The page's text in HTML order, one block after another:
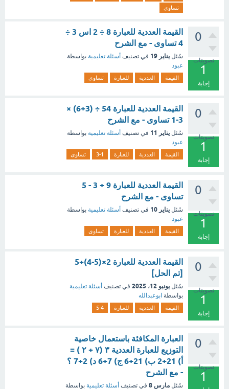
تساوي
0
تصويتات
1
إجابة
القيمة العددية للعبارة 8 ÷ 2 اس 3 ÷
4 تساوى - مع الشرح
سُئل يناير 19 في تصنيف أسئلة تعليمية بواسطة
عبود
القيمة العددية للعبارة تساوى
0
تصويتات
1
إجابة
القيمة العددية للعبارة 54 ÷ (3+6) ×
3-1 تساوى - مع الشرح
سُئل يناير 11 في تصنيف أسئلة تعليمية بواسطة
عبود
القيمة العددية للعبارة 3-1 تساوى
0
تصويتات
1
إجابة
القيمة العددية للعبارة 9 + 3 - 5
تساوى - مع الشرح
سُئل يناير 10 في تصنيف أسئلة تعليمية بواسطة
عبود
القيمة العددية للعبارة تساوى
0
تصويتات
1
إجابة
القيمة العددية للعبارة 2×(5-4)+5
[تم الحل]
سُئل يونيو 12، 2025 في تصنيف أسئلة تعليمية
بواسطة ابوعبدالله
القيمة العددية للعبارة 5-4
0
تصويتات
1
العبارة المكافئة باستعمال خاصية
التوزيع للعبارة العددية ۳ (۷ + ۲ ) =
أ) 21+2 ب) 21+6 ج) 7+6 د) 2+7 ؟
- مع الشرح
سُئل مارس 8 في تصنيف أسئلة تعليمية بواسطة